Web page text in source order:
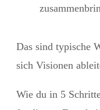
Das sind typische
sich Visionen
Wie du in 5